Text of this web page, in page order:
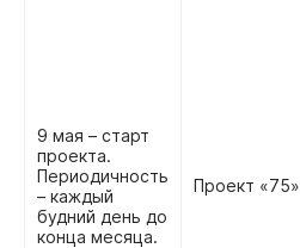
9 мая – старт
проекта.
Периодичность
– каждый
будний день до
конца месяца.
Проект «75»